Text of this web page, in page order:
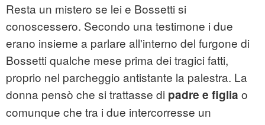
Resta un mistero se lei e Bossetti si
conoscessero. Secondo una testimone i due
erano insieme a parlare all'interno del furgone di
Bossetti qualche mese prima dei tragici fatti,
proprio nel parcheggio antistante la palestra. La
donna pensò che si trattasse di padre e figlia o
comunque che tra i due intercorresse un